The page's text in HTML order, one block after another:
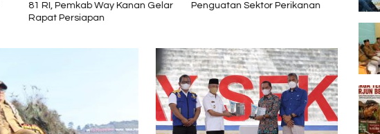
81 RI, Pemkab Way Kanan Gelar
Rapat Persiapan
Penguatan Sektor Perikanan